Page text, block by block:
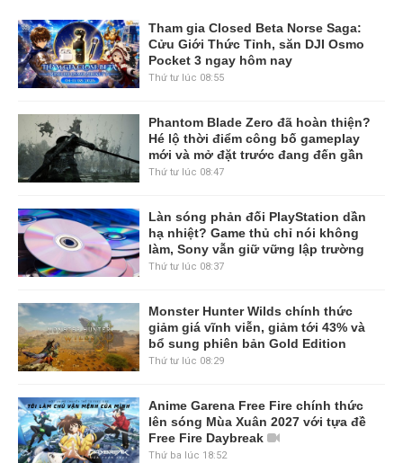
Tham gia Closed Beta Norse Saga:
Cửu Giới Thức Tỉnh, săn DJI Osmo
Pocket 3 ngay hôm nay
Thứ tư lúc 08:55
Phantom Blade Zero đã hoàn thiện?
Hé lộ thời điểm công bố gameplay
mới và mở đặt trước đang đến gần
Thứ tư lúc 08:47
Làn sóng phản đối PlayStation dần
hạ nhiệt? Game thủ chỉ nói không
làm, Sony vẫn giữ vững lập trường
Thứ tư lúc 08:37
Monster Hunter Wilds chính thức
giảm giá vĩnh viễn, giảm tới 43% và
bổ sung phiên bản Gold Edition
Thứ tư lúc 08:29
Anime Garena Free Fire chính thức
lên sóng Mùa Xuân 2027 với tựa đề
Free Fire Daybreak
Thứ ba lúc 18:52